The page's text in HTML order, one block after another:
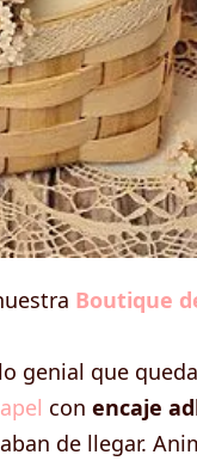
Boutique
genial que
con encaje
de llegar.